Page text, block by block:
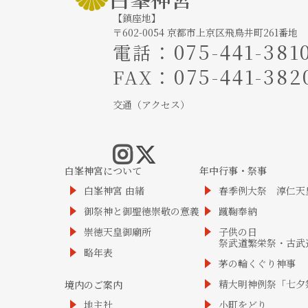
【鎮座地】
〒602-0054 京都市上京区飛鳥井町261番地
電話 ： 075-441-
FAX ：075-441-
交通（アクセス）
白峯神宮について
白峯神宮 由緒
御祭神と御聖徳崇敬の意義
崇徳天皇御廟所
略年表
境内のご案内
地主社
年中行事・祭事
春季例大祭 淳仁天
蹴鞠奉納
子供の日
祭武道繁栄祭・古
茅の輪くぐり神事
精大明神例祭「七夕
小町をどり